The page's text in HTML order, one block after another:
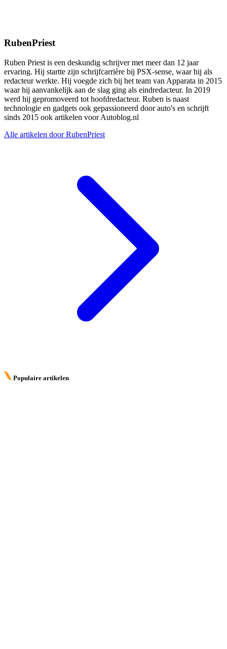
RubenPriest
Ruben Priest is een deskundig schrijver met meer dan 12 jaar
ervaring. Hij startte zijn schrijfcarrière bij PSX-sense, waar hij als
redacteur werkte. Hij voegde zich bij het team van Apparata in 2015
waar hij aanvankelijk aan de slag ging als eindredacteur. In 2019
werd hij gepromoveerd tot hoofdredacteur. Ruben is naast
technologie en gadgets ook gepassioneerd door auto's en schrijft
sinds 2015 ook artikelen voor Autoblog.nl
Alle artikelen door RubenPriest
Populaire artikelen